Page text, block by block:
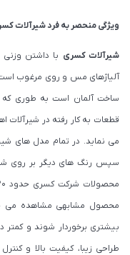
ویژگی منحصر به فرد شیرآلات
شیرآلات کسری با داشتن
آلیاژهای مس و روی مرغوب است.
ساخت آلمان است به طوری که
قطعات به کار رفته در شیرآلات
می نماید. در تمام مدل های
سپس رنگ های دیگر بر روی
محصول مشابهی مشاهده می
بیشتری برخوردار شوند و
طراحی زیبا، کیفیت بالا و